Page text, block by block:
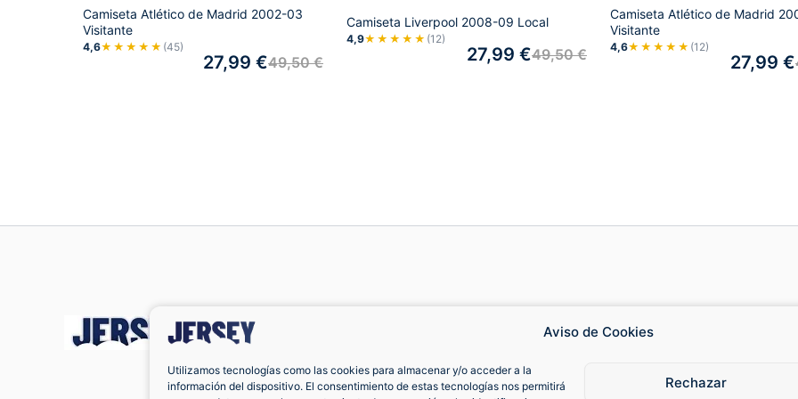
Aviso de Cookies
Utilizamos tecnologías como las cookies para almacenar y/o acceder a la
información del dispositivo. El consentimiento de estas tecnologías nos permitirá
Rechazar
Camiseta Atlético de Madrid 2002-03
Visitante
4,6★★★★★ (45)
49,50€
27,99 €
Camiseta Liverpool 2008-09 Local
4,9★★★★★ (12)
49,50€
27,99 €
Camiseta Atlético de Madrid
Visitante
4,6★★★★★ (12)
27,99 €
Cambios y devoluciones
Contacto